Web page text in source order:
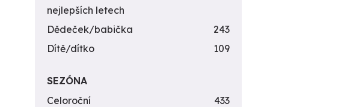
nejlepších letech
Dědeček/babička
243
Dítě/dítko
109
SEZÓNA
Celoroční
433